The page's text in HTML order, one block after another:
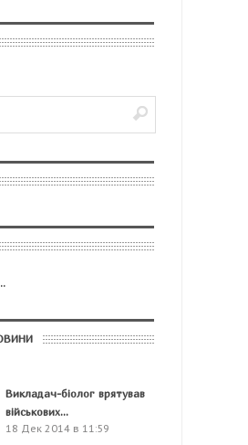
Викладач-біолог врятував
військових...
18 Дек 2014 в 11:59